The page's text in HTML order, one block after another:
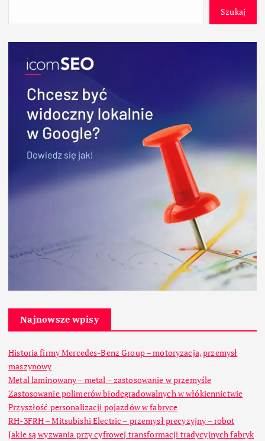
Szukaj
Najnowsze wpisy
Historia firmy Mercedes-Benz Group – motoryzacja, przemysł
maszynowy
Metal laminowany – metal – zastosowanie w przemyśle
Zastosowanie polimerów biodegradowalnych w włókiennictwie
Przyszłość personalizacji pojazdów w fabryce
RH-3FRH – Mitsubishi Electric – przemysł precyzyjny – robot
Jakie są wyzwania przy cyfrowej transformacji tradycyjnych fabryk